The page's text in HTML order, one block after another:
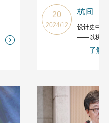
20
2024/12
杭间
设计史中
——以杭穉
了解